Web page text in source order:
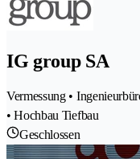
IG group SA
Vermessung •
• Hochbau Tiefbau
Geschlossen